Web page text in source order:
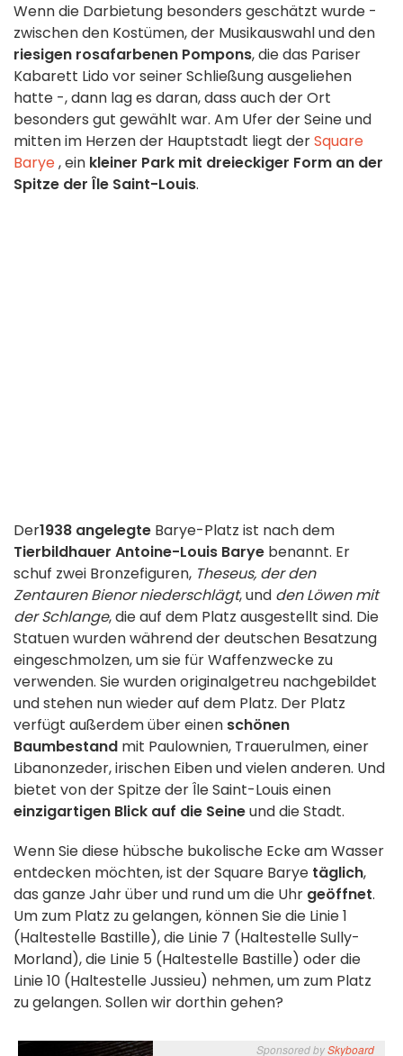
Wenn die Darbietung besonders geschätzt wurde -
zwischen den Kostümen, der Musikauswahl und den
riesigen rosafarbenen Pompons, die das Pariser
Kabarett Lido vor seiner Schließung ausgeliehen
hatte -, dann lag es daran, dass auch der Ort
besonders gut gewählt war. Am Ufer der Seine und
mitten im Herzen der Hauptstadt liegt derSquare
Barye, ein kleiner Park mit dreieckiger Form an der
Spitze der Île Saint-Louis.
Der1938 angelegte Barye-Platz ist nach dem
Tierbildhauer Antoine-Louis Barye benannt. Er
schuf zwei Bronzefiguren, Theseus, der den
Zentauren Bienor niederschlägt, und den Löwen mit
der Schlange, die auf dem Platz ausgestellt sind. Die
Statuen wurden während der deutschen Besatzung
eingeschmolzen, um sie für Waffenzwecke zu
verwenden. Sie wurden originalgetreu nachgebildet
und stehen nun wieder auf dem Platz. Der Platz
verfügt außerdem über einen schönen
Baumbestand mit Paulownien, Trauerulmen, einer
Libanonzeder, irischen Eiben und vielen anderen. Und
bietet von der Spitze der Île Saint-Louis einen
einzigartigen Blick auf die Seineund die Stadt.
Wenn Sie diese hübsche bukolische Ecke am Wasser
entdecken möchten, ist der Square Barye täglich,
das ganze Jahr über und rund um die Uhr geöffnet.
Um zum Platz zu gelangen, können Sie die Linie 1
(Haltestelle Bastille), die Linie 7 (Haltestelle Sully-
Morland), die Linie 5 (Haltestelle Bastille) oder die
Linie 10 (Haltestelle Jussieu) nehmen, um zum Platz
zu gelangen. Sollen wir dorthin gehen?